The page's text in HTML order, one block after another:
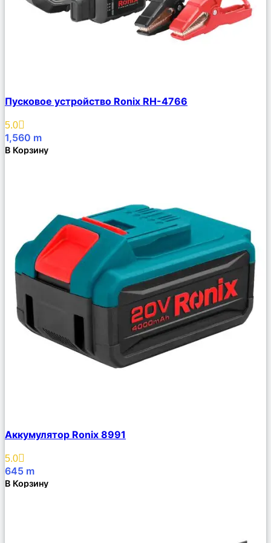
Описание
Избранное
Пусковое устройство Ronix RH-4766
5.0
1,560 m
В Корзину
Описание
Избранное
Аккумулятор Ronix 8991
5.0
645 m
В Корзину